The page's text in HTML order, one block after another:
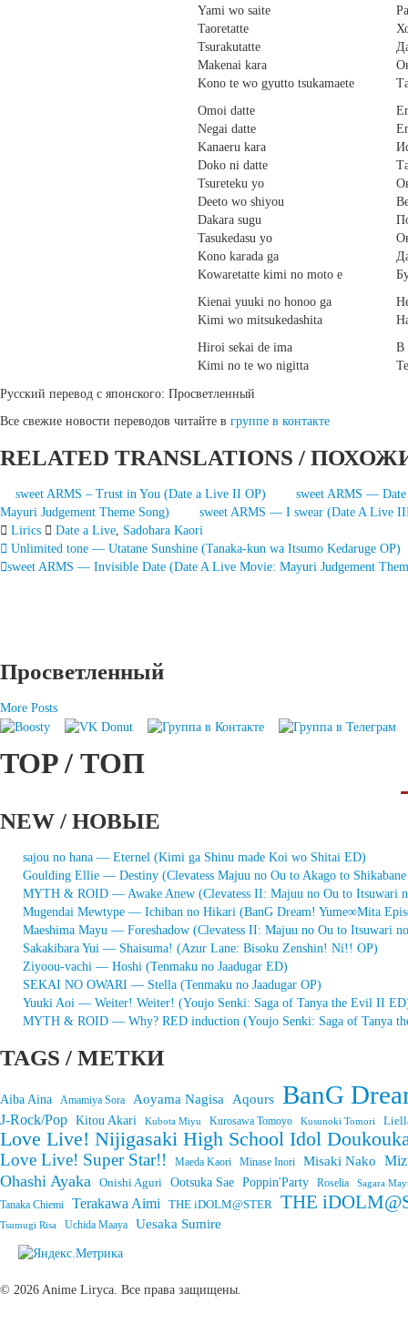
Yami wo saite
Taoretatte
Tsurakutatte
Makenai kara
Kono te wo gyutto tsukamaete
Omoi datte
Negai datte
Kanaeru kara
Doko ni datte
Tsureteku yo
Deeto wo shiyou
Dakara sugu
Tasukedasu yo
Kono karada ga
Kowaretatte kimi no moto e
Kienai yuuki no honoo ga
Kimi wo mitsukedashita
Hiroi sekai de ima
Kimi no te wo nigitta
В
Русский перевод с японского: Просветленный
Все свежие новости переводов читайте в группе в контакте
RELATED TRANSLATIONS /
sweet ARMS – Trust in You (Date a Live II OP)
sweet ARMS —
Mayuri Judgement Theme Song)
sweet ARMS — I swear (Date A Live
Lirics
Date a Live, Sadohara Kaori
Запись
Unlimited tone — Utatane Sunshine (Tanaka-kun wa Itsumo Kedaruge OP)
sweet ARMS — Invisible Date (Date A Live Movie: Mayuri Judgement
Просветленный
More Posts
TOP / ТОП
NEW / НОВЫЕ
sajou no hana — Eternel (Kimi ga Shinu made Koi wo Shitai ED)
Goulding Ellie — Destiny (Clevatess Majuu no Ou to Akago to Shikabane
MYTH & ROID — Awake Anew (Clevatess II: Majuu no Ou to Itsuwari
Mugendai Mewtype — Ichiban no Hikari (BanG Dream! Yume∞Mita
Maeshima Mayu — Foreshadow (Clevatess II: Majuu no Ou to Itsuwari no
Sakakibara Yui — Shaisuma! (Azur Lane: Bisoku Zenshin! Ni!! OP)
Ziyoou-vachi — Hoshi (Tenmaku no Jaadugar ED)
SEKAI NO OWARI — Stella (Tenmaku no Jaadugar OP)
Yuuki Aoi — Weiter! Weiter! (Youjo Senki: Saga of Tanya the Evil II
MYTH & ROID — Why? RED induction (Youjo Senki: Saga of Tanya
TAGS / МЕТКИ
Aiba Aina Amamiya Sora Aoyama Nagisa Aqours BanG
J-Rock/Pop Kitou Akari Kubota Miyu Kurosawa Tomoyo Kusunoki Tomori
Love Live! Nijigasaki High School Idol
Love Live! Super Star!! Maeda Kaori Minase Inori Misaki Nako
Ohashi Ayaka Onishi Aguri Ootsuka Sae Poppin'Party Roselia Sagara
Tanaka Chiemi Terakawa Aimi THE iDOLM@STER THE
Tsumugi Risa Uchida Maaya Uesaka Sumire
© 2026 Anime Liryca. Все права защищены.